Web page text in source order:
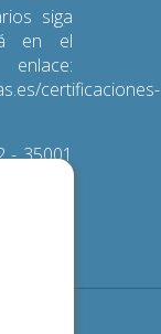
siga
en el
certificaciones-
- 35001